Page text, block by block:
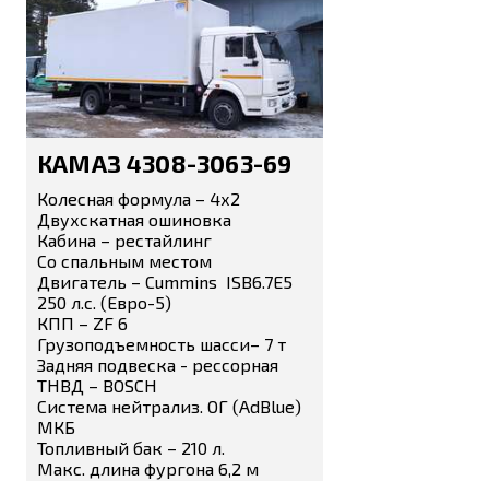
КАМАЗ 4308-3063-69
Колесная формула – 4х2
Двухскатная ошиновка
Кабина – рестайлинг
Со спальным местом
Двигатель – Сummins ISB6.7E5
250 л.с. (Евро-5)
КПП – ZF 6
Грузоподъемность шасси– 7 т
Задняя подвеска - рессорная
ТНВД – BOSCH
Система нейтрализ. ОГ (AdBlue)
МКБ
Топливный бак – 210 л.
Макс. длина фургона 6,2 м